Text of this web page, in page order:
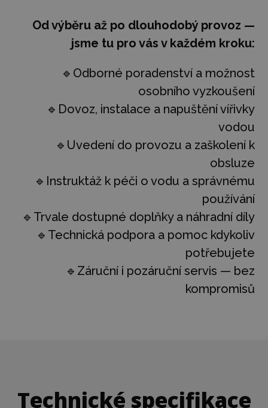
Od výběru až po dlouhodobý provoz —
jsme tu pro vás v každém kroku:
🔹Odborné poradenství a možnost
osobního vyzkoušení
🔹Dovoz, instalace a napuštění vířivky
vodou
🔹Uvedení do provozu a zaškolení k
obsluze
🔹Instruktáž k péči o vodu a správnému
používání
🔹Trvale dostupné doplňky a náhradní díly
🔹Technická podpora a pomoc kdykoliv
potřebujete
🔹Záruční i pozáruční servis — bez
kompromisů
Technické specifikace